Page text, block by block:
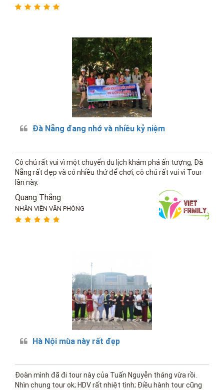
Đà Nẵng đang nhớ và nhiều kỷ niệm
Cô chú rất vui vì một chuyến du lịch khám phá ấn tượng, Đà
Nẵng rất đẹp và có nhiều thứ để chơi, cô chú rất vui vì Tour
lần này.
Quang Thắng
NHÂN VIÊN VĂN PHÒNG
Hà Nội mùa này rất đẹp
Đoàn mình đã đi tour này của Tuấn Nguyễn tháng vừa rồi.
Nhìn chung tour ok; HDV rất nhiệt tình; Điều hành tour cũng